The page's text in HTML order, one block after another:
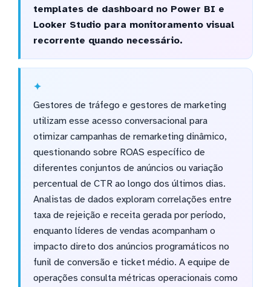
templates de dashboard no Power BI e
Looker Studio para monitoramento visual
recorrente quando necessário.
Gestores de tráfego e gestores de marketing
utilizam esse acesso conversacional para
otimizar campanhas de remarketing dinâmico,
questionando sobre ROAS específico de
diferentes conjuntos de anúncios ou variação
percentual de CTR ao longo dos últimos dias.
Analistas de dados exploram correlações entre
taxa de rejeição e receita gerada por período,
enquanto líderes de vendas acompanham o
impacto direto dos anúncios programáticos no
funil de conversão e ticket médio. A equipe de
operações consulta métricas operacionais como